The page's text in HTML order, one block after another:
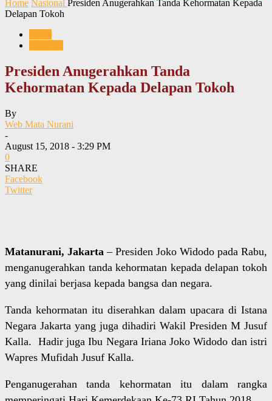
Home Nasional Presiden Anugerahkan Tanda Kehormatan Kepada
Delapan Tokoh
Presiden Anugerahkan Tanda
Kehormatan Kepada Delapan Tokoh
By
Web Mata Nurani
-
August 15, 2018 - 3:29 PM
0
SHARE
Facebook
Twitter
Matanurani, Jakarta – Presiden Joko Widodo pada Rabu,
menganugerahkan tanda kehormatan kepada delapan tokoh
yang dinilai berjasa kepada bangsa dan negara.
Tanda kehormatan itu diserahkan dalam upacara di Istana
Negara Jakarta yang juga dihadiri Wakil Presiden M Jusuf
Kalla. Hadir juga Ibu Negara Iriana Joko Widodo dan istri
Wapres Mufidah Jusuf Kalla.
Penganugerahan tanda kehormatan itu dalam rangka